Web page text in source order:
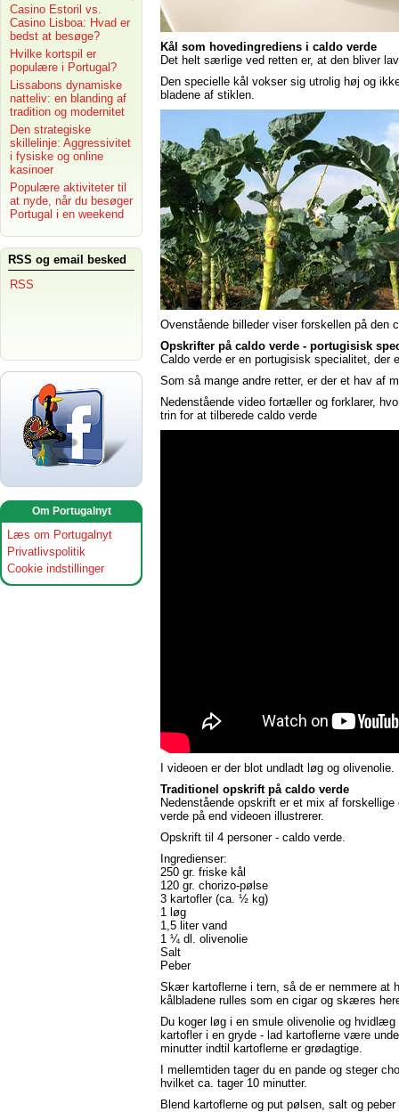
Casino Estoril vs.
Casino Lisboa: Hvad er
bedst at besøge?
Hvilke kortspil er
populære i Portugal?
Lissabons dynamiske
natteliv: en blanding af
tradition og modernitet
Den strategiske
skillelinje: Aggressivitet
i fysiske og online
kasinoer
Populære aktiviteter til
at nyde, når du besøger
Portugal i en weekend
RSS og email besked
RSS
Om Portugalnyt
Læs om Portugalnyt
Privatlivspolitik
Cookie indstillinger
Kål som hovedingrediens i caldo verde
Det helt særlige ved retten er, at den bliver
Den specielle kål vokser sig utrolig høj og
bladene af stiklen.
Ovenstående billeder viser forskellen på den
Opskrifter på caldo verde - portugisisk
Caldo verde er en portugisisk specialitet, der
Som så mange andre retter, er der et hav af
Nedenstående video fortæller og forklarer,
trin for at tilberede caldo verde
I videoen er der blot undladt løg og olivenolie.
Traditionel opskrift på caldo verde
Nedenstående opskrift er et mix af
verde på end videoen illustrerer.
Opskrift til 4 personer - caldo verde.
Ingredienser:
250 gr. friske kål
120 gr. chorizo-pølse
3 kartofler (ca. ½ kg)
1 løg
1,5 liter vand
1 ¼ dl. olivenolie
Salt
Peber
Skær kartoflerne i tern, så de er nemmere at
kålbladene rulles som en cigar og skæres
Du koger løg i en smule olivenolie og
kartofler i en gryde - lad kartoflerne være
minutter indtil kartoflerne er grødagtige.
I mellemtiden tager du en pande og steger
hvilket ca. tager 10 minutter.
Blend kartoflerne og put pølsen, salt og